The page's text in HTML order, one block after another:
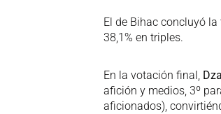
El de Bihac concluyó
38,1% en triples.
En la votación final,
afición y medios, 3º
aficionados),